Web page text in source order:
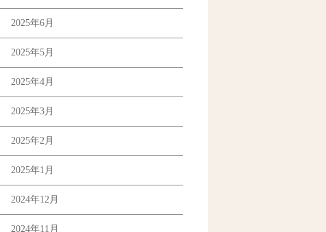
2025年6月
2025年5月
2025年4月
2025年3月
2025年2月
2025年1月
2024年12月
2024年11月